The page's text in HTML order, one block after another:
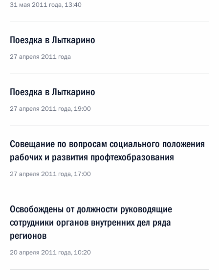
31 мая 2011 года, 13:40
Поездка в Лыткарино
27 апреля 2011 года
Поездка в Лыткарино
27 апреля 2011 года, 19:00
Совещание по вопросам социального положения
рабочих и развития профтехобразования
27 апреля 2011 года, 17:00
Освобождены от должности руководящие
сотрудники органов внутренних дел ряда
регионов
20 апреля 2011 года, 10:20